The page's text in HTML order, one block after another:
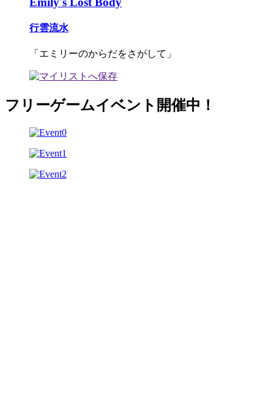
行雲流水
「エミリーのからだをさがして」
フリーゲームイベント開催中！